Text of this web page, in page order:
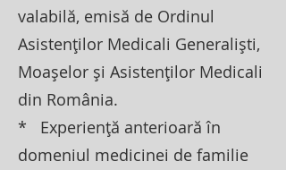
valabilă, emisă de Ordinul
Asistenților Medicali Generaliști,
Moașelor și Asistenților Medicali
din România.
* Experiență anterioară în
domeniul medicinei de familie